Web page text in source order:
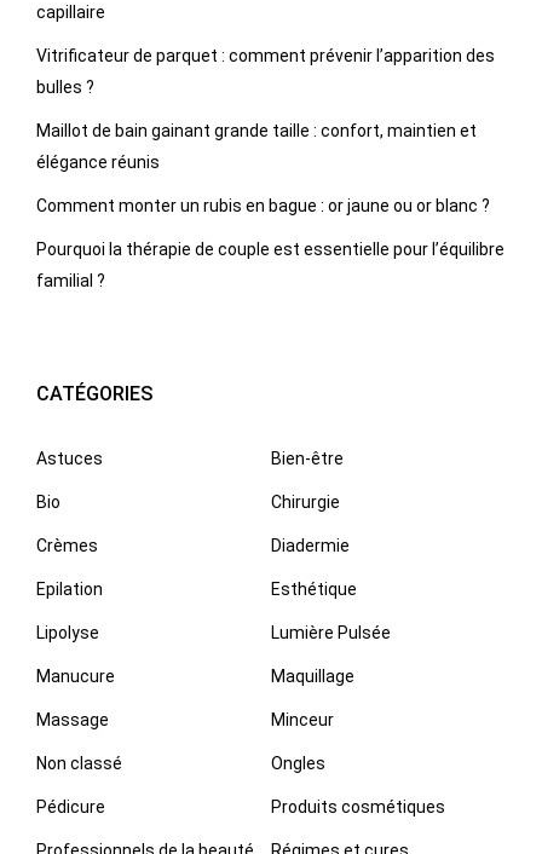
capillaire
Vitrificateur de parquet : comment prévenir l’apparition des
bulles ?
Maillot de bain gainant grande taille : confort, maintien et
élégance réunis
Comment monter un rubis en bague : or jaune ou or blanc ?
Pourquoi la thérapie de couple est essentielle pour l’équilibre
familial ?
CATÉGORIES
Astuces Bien-être
Bio Chirurgie
Crèmes Diadermie
Epilation Esthétique
Lipolyse Lumière Pulsée
Manucure Maquillage
Massage Minceur
Non classé Ongles
Pédicure Produits cosmétiques
Professionnels de la beauté Régimes et cures